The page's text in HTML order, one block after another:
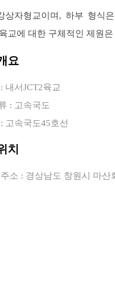
상자형교이며, 하부 형식
교에 대한 구체적인 제원
요
내서JCT2육교
: 고속국도
고속국도45호선
치
소 : 경상남도 창원시 마산